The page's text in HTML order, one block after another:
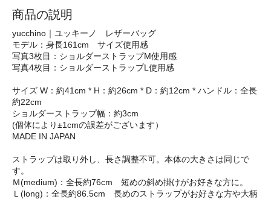
商品の説明
yucchino｜ユッキーノ レザーバッグ
モデル：身長161cm サイズ使用感
写真3枚目：ショルダーストラップM使用感
写真4枚目：ショルダーストラップL使用感
サイズ W：約41cm * H：約26cm * D：約12cm * ハンドル：全長
約22cm
ショルダーストラップ幅：約3cm
(個体により±1cmの誤差がございます）
MADE IN JAPAN
ストラップは取り外し、長さ調整不可。本体の大きさは同じで
す。
Ｍ(medium)：全長約76cm 短めの斜め掛けがお好きな方に。
Ｌ(long)：全長約86.5cm 長めのストラップがお好きな方や大柄